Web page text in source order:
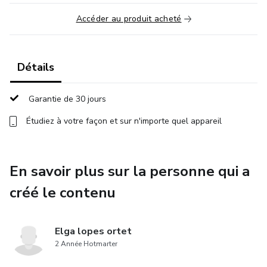
Juste 15 minutes par jour pour retrouver la paix, une maille
à la fois.
Respire. Crée. Retrouve-toi
Accéder au produit acheté
Détails
Garantie de 30 jours
Étudiez à votre façon et sur n'importe quel appareil
En savoir plus sur la personne qui a
créé le contenu
Elga lopes ortet
2 Année Hotmarter